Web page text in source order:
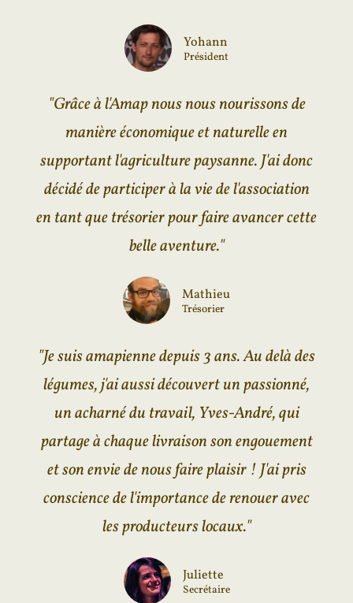
Yohann
Président
"Grâce à l'Amap nous nous nourissons de
manière économique et naturelle en
supportant l'agriculture paysanne. J'ai donc
décidé de participer à la vie de l'association
en tant que trésorier pour faire avancer cette
belle aventure."
Mathieu
Trésorier
"Je suis amapienne depuis 3 ans. Au delà des
légumes, j'ai aussi découvert un passionné,
un acharné du travail, Yves-André, qui
partage à chaque livraison son engouement
et son envie de nous faire plaisir ! J'ai pris
conscience de l'importance de renouer avec
les producteurs locaux."
Juliette
Secrétaire